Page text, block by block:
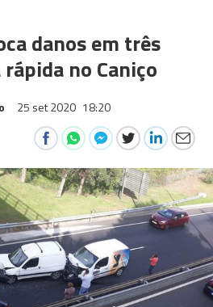
danos em três
no Caniço
25 set 2020 18:20